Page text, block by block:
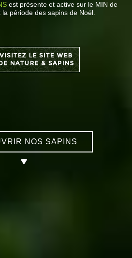
est présente et active sur le MIN de
période des sapins de Noël.
NOS SAPINS